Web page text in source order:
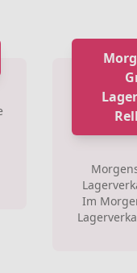
Im